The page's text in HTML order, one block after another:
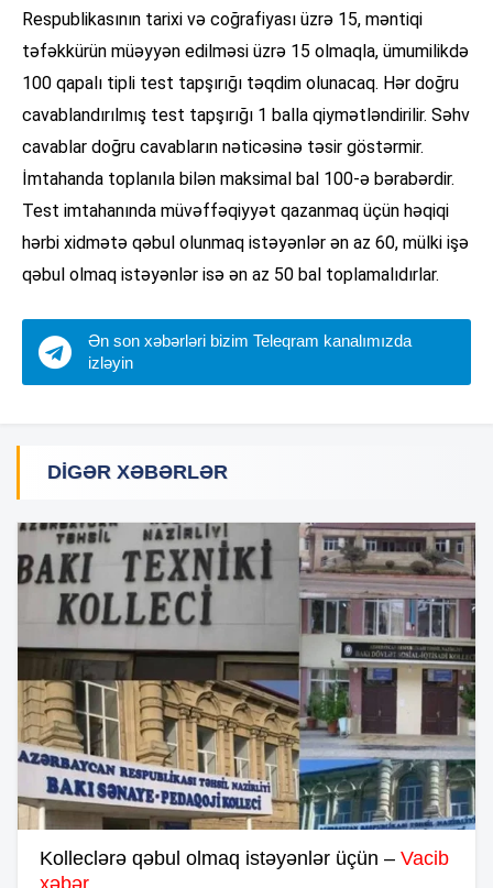
Respublikasının tarixi və coğrafiyası üzrə 15, məntiqi
təfəkkürün müəyyən edilməsi üzrə 15 olmaqla, ümumilikdə
100 qapalı tipli test tapşırığı təqdim olunacaq. Hər doğru
cavablandırılmış test tapşırığı 1 balla qiymətləndirilir. Səhv
cavablar doğru cavabların nəticəsinə təsir göstərmir.
İmtahanda toplanıla bilən maksimal bal 100-ə bərabərdir.
Test imtahanında müvəffəqiyyət qazanmaq üçün həqiqi
hərbi xidmətə qəbul olunmaq istəyənlər ən az 60, mülki işə
qəbul olmaq istəyənlər isə ən az 50 bal toplamalıdırlar.
Ən son xəbərləri bizim Teleqram kanalımızda
izləyin
DIGƏR XƏBƏRLƏR
Kolleclərə qəbul olmaq istəyənlər üçün – Vacib
xəbər